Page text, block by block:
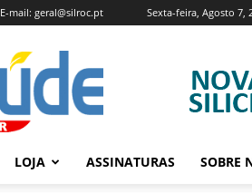
Sexta-feira, Agosto 7,
E-mail: geral@silroc.pt
Revista
Saúde
e
Bem
Estar
Edição
LOJA ASSINATURAS SOBRE